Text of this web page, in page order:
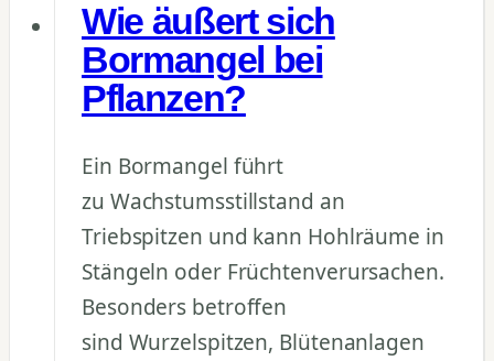
Wie äußert sich
Bormangel bei
Pflanzen?
Ein Bormangel führt
zu Wachstumsstillstand an
Triebspitzen und kann Hohlräume in
Stängeln oder Früchtenverursachen.
Besonders betroffen
sind Wurzelspitzen, Blütenanlagen